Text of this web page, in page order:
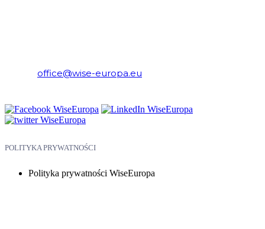
office@wise-europa.eu
POLITYKA PRYWATNOŚCI
Polityka prywatności WiseEuropa